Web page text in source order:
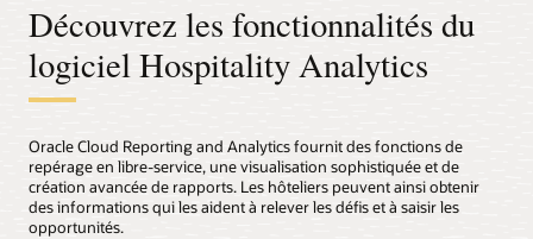
Découvrez les fonctionnalités du
logiciel Hospitality Analytics
Oracle Cloud Reporting and Analytics fournit des fonctions de
repérage en libre-service, une visualisation sophistiquée et de
création avancée de rapports. Les hôteliers peuvent ainsi obtenir
des informations qui les aident à relever les défis et à saisir les
opportunités.